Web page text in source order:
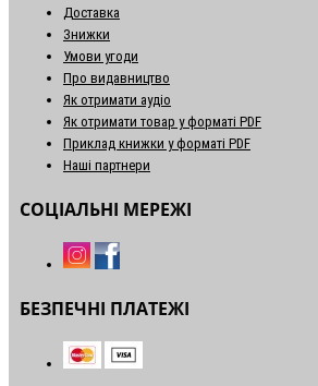
Доставка
Знижки
Умови угоди
Про видавництво
Як отримати аудіо
Як отримати товар у форматі PDF
Приклад книжки у форматі PDF
Наші партнери
СОЦІАЛЬНІ МЕРЕЖІ
БЕЗПЕЧНІ ПЛАТЕЖІ